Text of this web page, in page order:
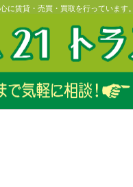
に賃貸・売買・買取を行っています。